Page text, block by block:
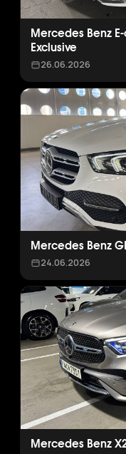
Mercedes Benz E-
Exclusive
26.06.2026
Mercedes Benz
24.06.2026
Mercedes Benz